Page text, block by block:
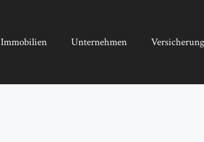
Immobilien Unternehmen